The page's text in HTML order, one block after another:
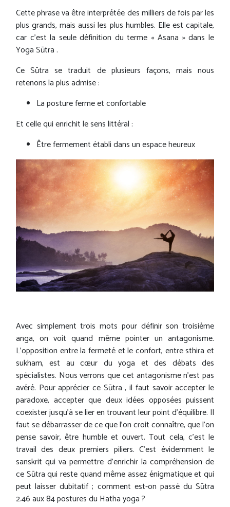
Cette phrase va être interprétée des milliers de fois par les
plus grands, mais aussi les plus humbles. Elle est capitale,
car c'est la seule définition du terme « Asana » dans le
Yoga Sūtra .
Ce Sūtra se traduit de plusieurs façons, mais nous
retenons la plus admise :
La posture ferme et confortable
Et celle qui enrichit le sens littéral :
Être fermement établi dans un espace heureux
Avec simplement trois mots pour définir son troisième
anga, on voit quand même pointer un antagonisme.
L'opposition entre la fermeté et le confort, entre sthira et
sukham, est au cœur du yoga et des débats des
spécialistes. Nous verrons que cet antagonisme n'est pas
avéré. Pour apprécier ce Sūtra , il faut savoir accepter le
paradoxe, accepter que deux idées opposées puissent
coexister jusqu'à se lier en trouvant leur point d'équilibre. Il
faut se débarrasser de ce que l'on croit connaître, que l'on
pense savoir, être humble et ouvert. Tout cela, c'est le
travail des deux premiers piliers. C'est évidemment le
sanskrit qui va permettre d'enrichir la compréhension de
ce Sūtra qui reste quand même assez énigmatique et qui
peut laisser dubitatif ; comment est-on passé du Sūtra
2.46 aux 84 postures du Hatha yoga ?